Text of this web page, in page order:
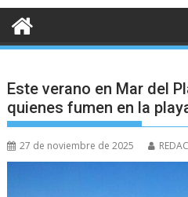
Este verano en Mar del
quienes fumen en la
27 de noviembre de 2025